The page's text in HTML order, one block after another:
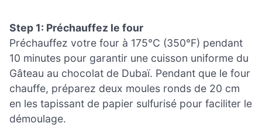
Step 1: Préchauffez le four
Préchauffez votre four à 175°C (350°F) pendant
10 minutes pour garantir une cuisson uniforme du
Gâteau au chocolat de Dubaï. Pendant que le four
chauffe, préparez deux moules ronds de 20 cm
en les tapissant de papier sulfurisé pour faciliter le
démoulage.